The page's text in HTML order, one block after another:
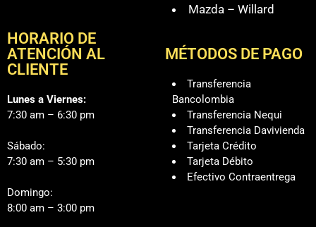
HORARIO DE
ATENCIÓN AL
CLIENTE
Lunes a Viernes:
7:30 am – 6:30 pm
Sábado:
7:30 am – 5:30 pm
Domingo:
8:00 am – 3:00 pm
Mazda – Willard
MÉTODOS DE PAGO
Transferencia
Bancolombia
Transferencia Nequi
Transferencia Davivienda
Tarjeta Crédito
Tarjeta Débito
Efectivo Contraentrega